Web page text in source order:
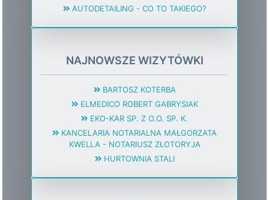
AUTODETAILING - CO TO TAKIEGO?
NAJNOWSZE WIZYTÓWKI
BARTOSZ KOTERBA
ELMEDICO ROBERT GABRYSIAK
EKO-KAR SP. Z O.O. SP. K.
KANCELARIA NOTARIALNA MAŁGORZATA
KWELLA - NOTARIUSZ ZŁOTORYJA
HURTOWNIA STALI